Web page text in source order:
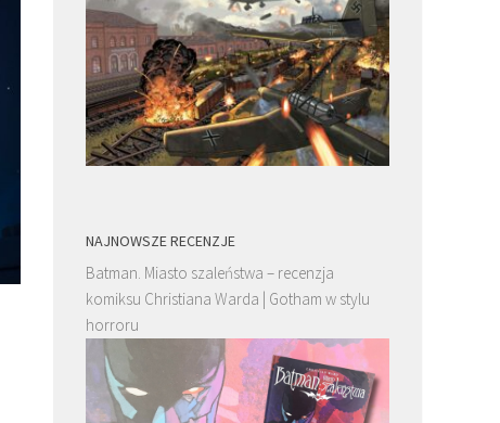
NAJNOWSZE RECENZJE
Batman. Miasto szaleństwa – recenzja
komiksu Christiana Warda | Gotham w stylu
horroru